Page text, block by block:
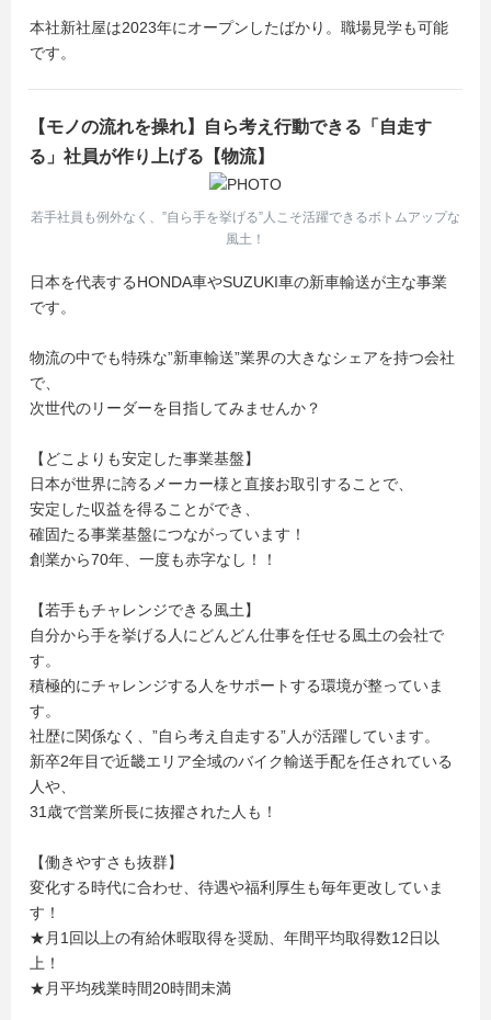
本社新社屋は2023年にオープンしたばかり。職場見学も可能
です。
【モノの流れを操れ】自ら考え行動できる「自走す
る」社員が作り上げる【物流】
若手社員も例外なく、”自ら手を挙げる”人こそ活躍できるボトムアップな
風土！
日本を代表するHONDA車やSUZUKI車の新車輸送が主な事業
です。
物流の中でも特殊な”新車輸送”業界の大きなシェアを持つ会社
で、
次世代のリーダーを目指してみませんか？
【どこよりも安定した事業基盤】
日本が世界に誇るメーカー様と直接お取引することで、
安定した収益を得ることができ、
確固たる事業基盤につながっています！
創業から70年、一度も赤字なし！！
【若手もチャレンジできる風土】
自分から手を挙げる人にどんどん仕事を任せる風土の会社で
す。
積極的にチャレンジする人をサポートする環境が整っていま
す。
社歴に関係なく、”自ら考え自走する”人が活躍しています。
新卒2年目で近畿エリア全域のバイク輸送手配を任されている
人や、
31歳で営業所長に抜擢された人も！
【働きやすさも抜群】
変化する時代に合わせ、待遇や福利厚生も毎年更改していま
す！
★月1回以上の有給休暇取得を奨励、年間平均取得数12日以
上！
★月平均残業時間20時間未満